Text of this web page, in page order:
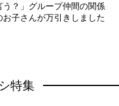
う？」グループ仲間の関係
子さんが万引きしました
特集